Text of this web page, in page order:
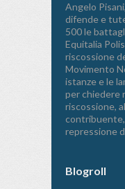
Angelo
difende e
500 le
Equitalia
riscossione
Movimento
istanze e le
per chiedere
riscossione,
contribuente,
repressione
Blogroll